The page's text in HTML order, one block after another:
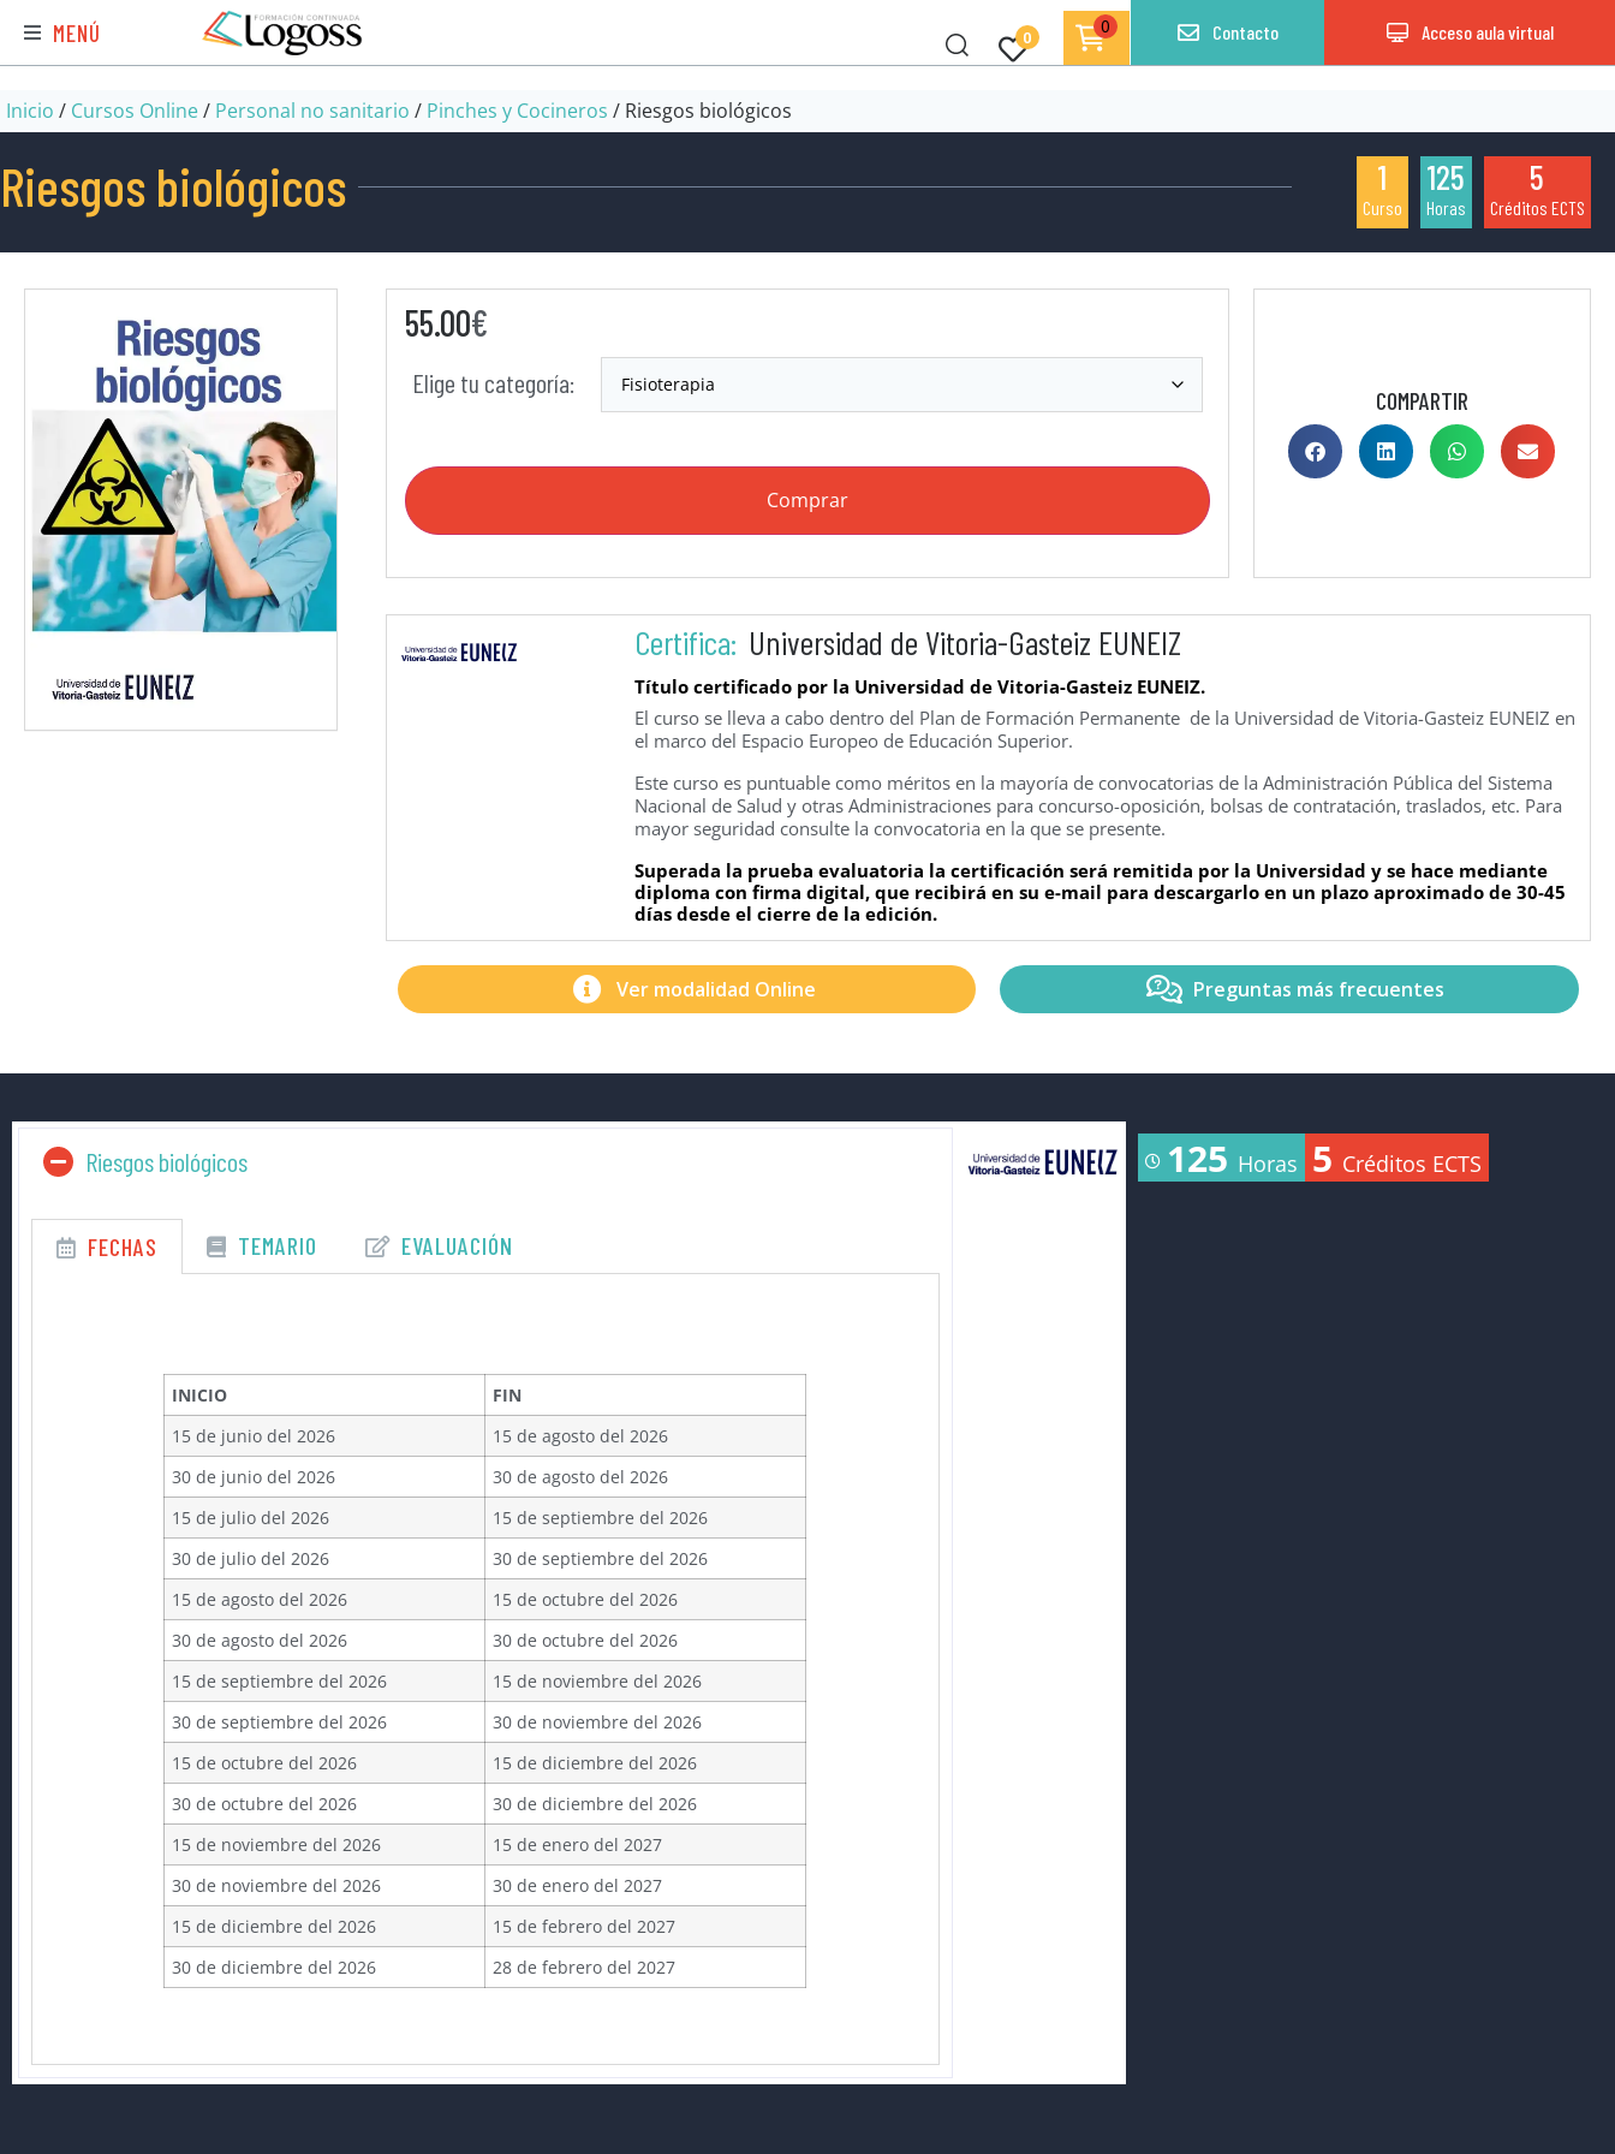
MENÚ 0
0 Contacto Acceso aula virtual
Inicio / Cursos Online/ Personal no sanitario / Pinches y Cocineros / Riesgos biológicos
Riesgos biológicos 1
Curso
125
Horas
5
Créditos ECTS
55.00€
Elige tu categoría:
Comprar
COMPARTIR
Certifica: Universidad de Vitoria-Gasteiz EUNEIZ
Título certificado por la Universidad de Vitoria-Gasteiz EUNEIZ.
El curso se lleva a cabo dentro del Plan de Formación Permanente de la Universidad de Vitoria-Gasteiz EUNEIZ en
el marco del Espacio Europeo de Educación Superior.
Este curso es puntuable como méritos en la mayoría de convocatorias de la Administración Pública del Sistema
Nacional de Salud y otras Administraciones para concurso-oposición, bolsas de contratación, traslados, etc. Para
mayor seguridad consulte la convocatoria en la que se presente.
Superada la prueba evaluatoria la certificación será remitida por la Universidad y se hace mediante
diploma con firma digital, que recibirá en su e-mail para descargarlo en un plazo aproximado de 30-45
días desde el cierre de la edición.
Ver modalidad Online Preguntas más frecuentes
Riesgos biológicos
FECHAS TEMARIO EVALUACIÓN
INICIO
FIN
15 de junio del 2026
15 de agosto del 2026
30 de junio del 2026
30 de agosto del 2026
15 de julio del 2026
15 de septiembre del 2026
30 de julio del 2026
30 de septiembre del 2026
15 de agosto del 2026
15 de octubre del 2026
30 de agosto del 2026
30 de octubre del 2026
15 de septiembre del 2026
15 de noviembre del 2026
30 de septiembre del 2026
30 de noviembre del 2026
15 de octubre del 2026
15 de diciembre del 2026
30 de octubre del 2026
30 de diciembre del 2026
15 de noviembre del 2026
15 de enero del 2027
30 de noviembre del 2026
30 de enero del 2027
15 de diciembre del 2026
15 de febrero del 2027
30 de diciembre del 2026
28 de febrero del 2027
125 Horas 5 Créditos ECTS